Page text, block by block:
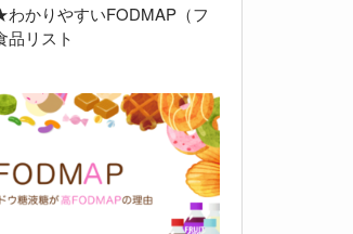
かりやすいFODMAP（フ
品リスト